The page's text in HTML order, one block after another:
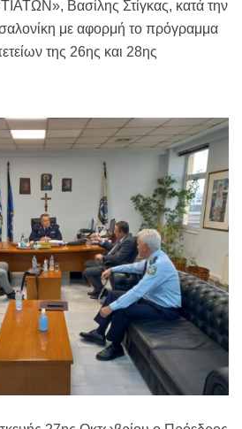
Βασίλης Στίγκας, κατά την
με αφορμή το πρόγραμμα
της 26ης και 28ης